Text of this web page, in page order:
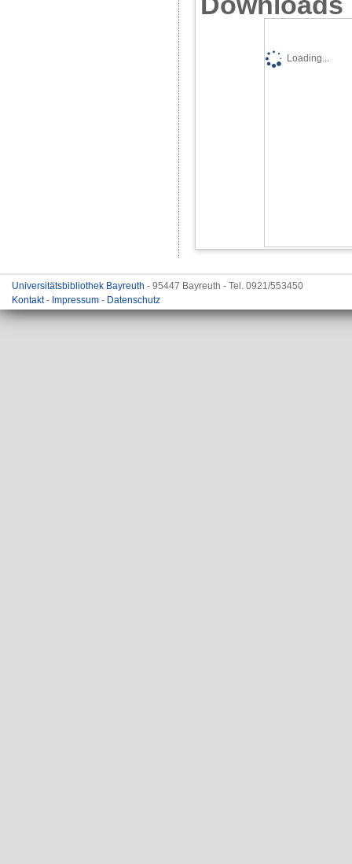
Loading...
Universitätsbibliothek Bayreuth - 95447 Bayreuth - Tel. 0921/553450
Kontakt- Impressum - Datenschutz